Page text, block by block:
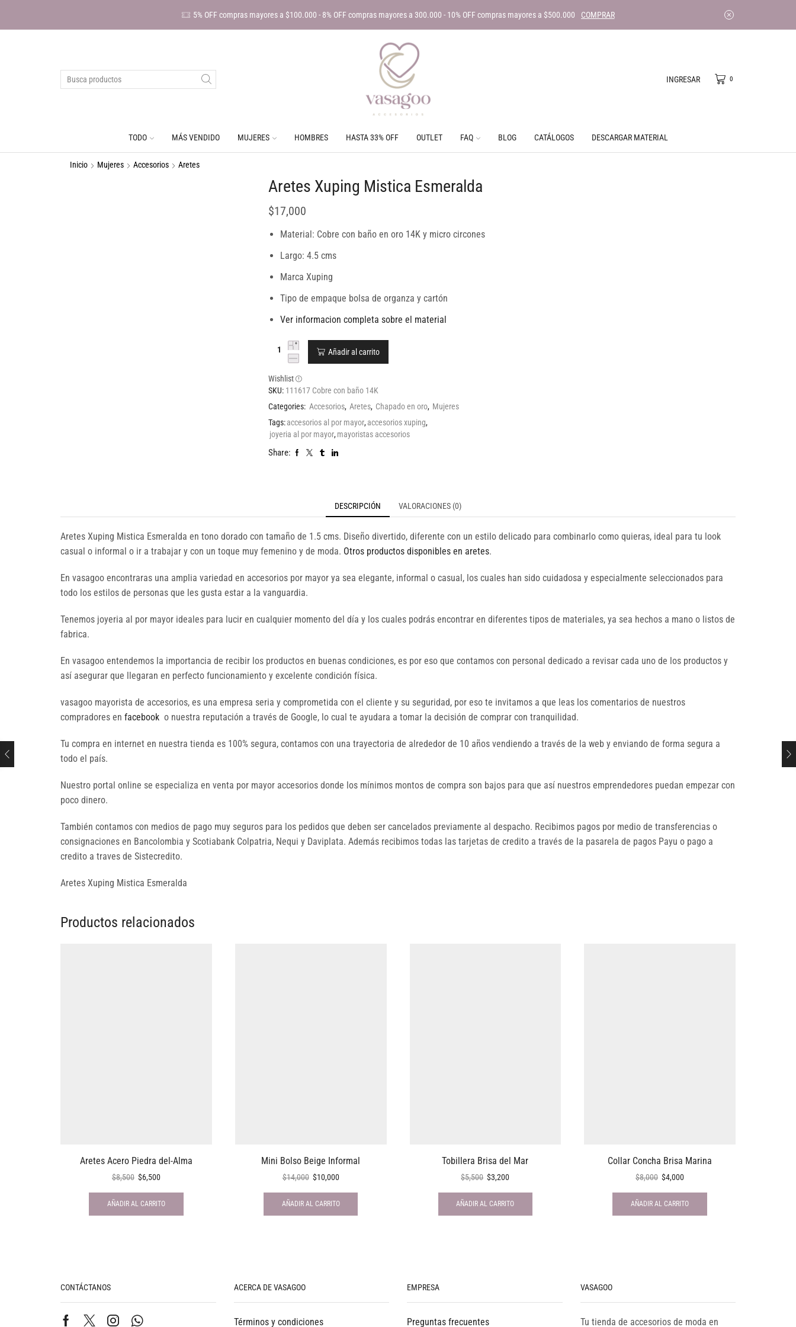
5% OFF compras mayores a $100.000 - 8% OFF compras mayores a 300.000 - 10% OFF compras mayores a $500.000 COMPRAR
INGRESAR 0
TODO MÁS VENDIDO MUJERES HOMBRES HASTA 33% OFF OUTLET FAQ BLOG CATÁLOGOS DESCARGAR MATERIAL
Inicio Mujeres Accesorios Aretes
Aretes Xuping Mistica Esmeralda
$17,000
Material: Cobre con baño en oro 14K y micro circones
Largo: 4.5 cms
Marca Xuping
Tipo de empaque bolsa de organza y cartón
Ver informacion completa sobre el material
Añadir al carrito
Wishlist
SKU: 111617 Cobre con baño 14K
Categories: Accesorios, Aretes, Chapado en oro, Mujeres
Tags:accesorios al por mayor,accesorios xuping,
joyeria al por mayor,mayoristas accesorios
Share:
DESCRIPCIÓN VALORACIONES (0)
Aretes Xuping Mistica Esmeralda en tono dorado con tamaño de 1.5 cms. Diseño divertido, diferente con un estilo delicado para combinarlo como quieras, ideal para tu look
casual o informal o ir a trabajar y con un toque muy femenino y de moda. Otros productos disponibles en aretes.
En vasagoo encontraras una amplia variedad en accesorios por mayor ya sea elegante, informal o casual, los cuales han sido cuidadosa y especialmente seleccionados para
todo los estilos de personas que les gusta estar a la vanguardia.
Tenemos joyeria al por mayor ideales para lucir en cualquier momento del día y los cuales podrás encontrar en diferentes tipos de materiales, ya sea hechos a mano o listos de
fabrica.
En vasagoo entendemos la importancia de recibir los productos en buenas condiciones, es por eso que contamos con personal dedicado a revisar cada uno de los productos y
así asegurar que llegaran en perfecto funcionamiento y excelente condición física.
vasagoo mayorista de accesorios, es una empresa seria y comprometida con el cliente y su seguridad, por eso te invitamos a que leas los comentarios de nuestros
compradores en facebook o nuestra reputación a través de Google, lo cual te ayudara a tomar la decisión de comprar con tranquilidad.
Tu compra en internet en nuestra tienda es 100% segura, contamos con una trayectoria de alrededor de 10 años vendiendo a través de la web y enviando de forma segura a
todo el país.
Nuestro portal online se especializa en venta por mayor accesorios donde los mínimos montos de compra son bajos para que así nuestros emprendedores puedan empezar con
poco dinero.
También contamos con medios de pago muy seguros para los pedidos que deben ser cancelados previamente al despacho. Recibimos pagos por medio de transferencias o
consignaciones en Bancolombia y Scotiabank Colpatria, Nequi y Daviplata. Además recibimos todas las tarjetas de credito a través de la pasarela de pagos Payu o pago a
credito a traves de Sistecredito.
Aretes Xuping Mistica Esmeralda
Productos relacionados
Aretes Acero Piedra del-Alma
$8,500 $6,500
AÑADIR AL CARRITO
Mini Bolso Beige Informal
$14,000 $10,000
AÑADIR AL CARRITO
Tobillera Brisa del Mar
$5,500 $3,200
AÑADIR AL CARRITO
Collar Concha Brisa Marina
$8,000 $4,000
AÑADIR AL CARRITO
CONTÁCTANOS ACERCA DE VASAGOO
Términos y condiciones
EMPRESA
Preguntas frecuentes
VASAGOO
Tu tienda de accesorios de moda en